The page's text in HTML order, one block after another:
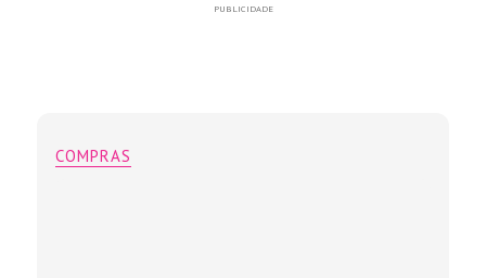
PUBLICIDADE
COMPRAS